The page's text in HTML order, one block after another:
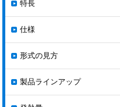
特長
仕様
形式の見方
製品ラインアップ